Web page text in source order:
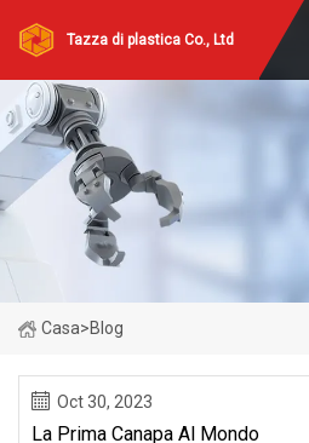
Tazza di plastica Co., Ltd
Casa>Blog
Oct 30, 2023
La Prima Canapa Al Mondo